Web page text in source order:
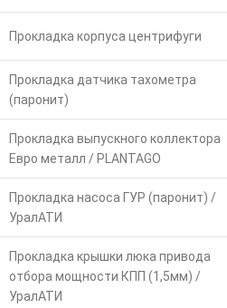
Прокладка корпуса центрифуги
Прокладка датчика тахометра
(паронит)
Прокладка выпускного коллектора
Евро металл / PLANTAGO
Прокладка насоса ГУР (паронит) /
УралАТИ
Прокладка крышки люка привода
отбора мощности КПП (1,5мм) /
УралАТИ